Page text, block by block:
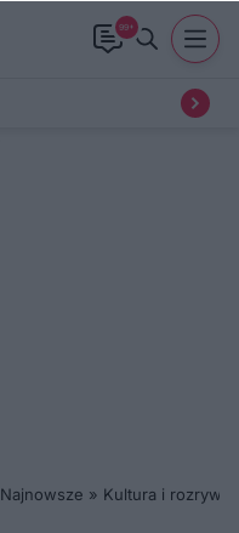
99+
Najnowsze » Kultura i rozrywka